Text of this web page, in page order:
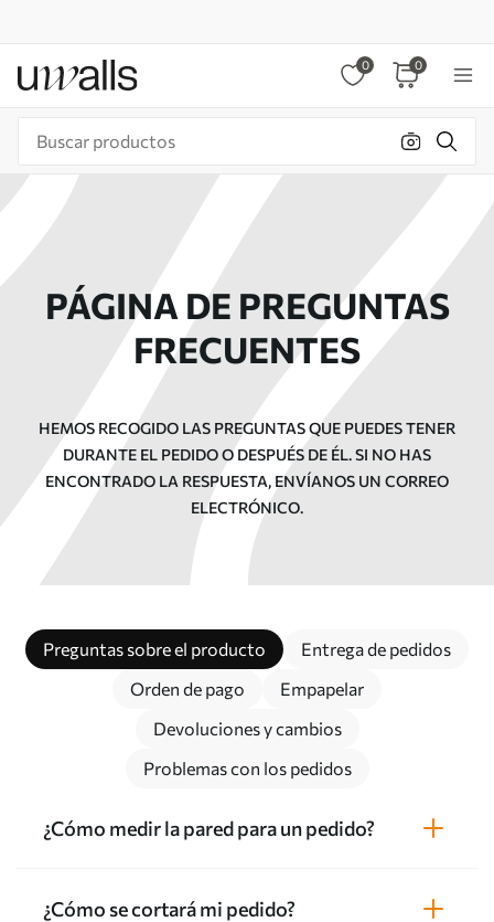
0 0
PÁGINA DE PREGUNTAS
FRECUENTES
HEMOS RECOGIDO LAS PREGUNTAS QUE PUEDES TENER
DURANTE EL PEDIDO O DESPUÉS DE ÉL. SI NO HAS
ENCONTRADO LA RESPUESTA, ENVÍANOS UN CORREO
ELECTRÓNICO.
Preguntas sobre el producto
Entrega de pedidos
Orden de pago
Empapelar
Devoluciones y cambios
Problemas con los pedidos
¿Cómo medir la pared para un pedido?
¿Cómo se cortará mi pedido?